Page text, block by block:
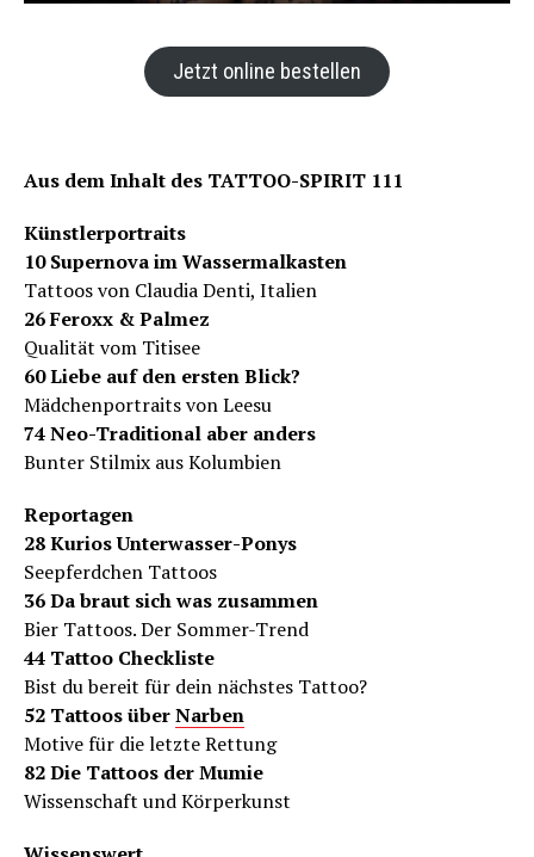
Jetzt online bestellen
Aus dem Inhalt des TATTOO-SPIRIT 111
Künstlerportraits
10 Supernova im Wassermalkasten
Tattoos von Claudia Denti, Italien
26 Feroxx & Palmez
Qualität vom Titisee
60 Liebe auf den ersten Blick?
Mädchenportraits von Leesu
74 Neo-Traditional aber anders
Bunter Stilmix aus Kolumbien
Reportagen
28 Kurios Unterwasser-Ponys
Seepferdchen Tattoos
36 Da braut sich was zusammen
Bier Tattoos. Der Sommer-Trend
44 Tattoo Checkliste
Bist du bereit für dein nächstes Tattoo?
52 Tattoos überNarben
Motive für die letzte Rettung
82 Die Tattoos der Mumie
Wissenschaft und Körperkunst